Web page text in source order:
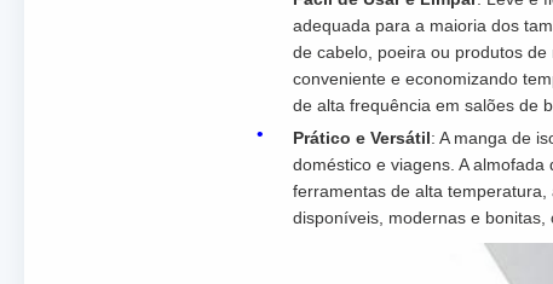
adequada para a maioria dos
de cabelo, poeira ou produtos
conveniente e economizando
de alta frequência em salões de
Prático e Versátil: A manga de
doméstico e viagens. A
ferramentas de alta
disponíveis, modernas e bonitas,